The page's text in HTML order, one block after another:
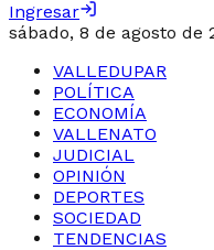
Ingresar
sábado, 8 de agosto de
VALLEDUPAR
POLÍTICA
ECONOMÍA
VALLENATO
JUDICIAL
OPINIÓN
DEPORTES
SOCIEDAD
TENDENCIAS